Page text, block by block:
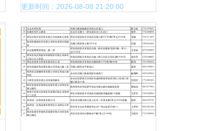
估求解
更新时间：2026-08-08 21:20:00